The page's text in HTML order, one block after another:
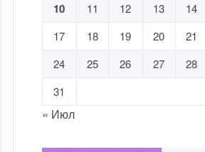
10 11 12 13 14
17
18 19 20 21
24
25 26 27 28
31
« Июл